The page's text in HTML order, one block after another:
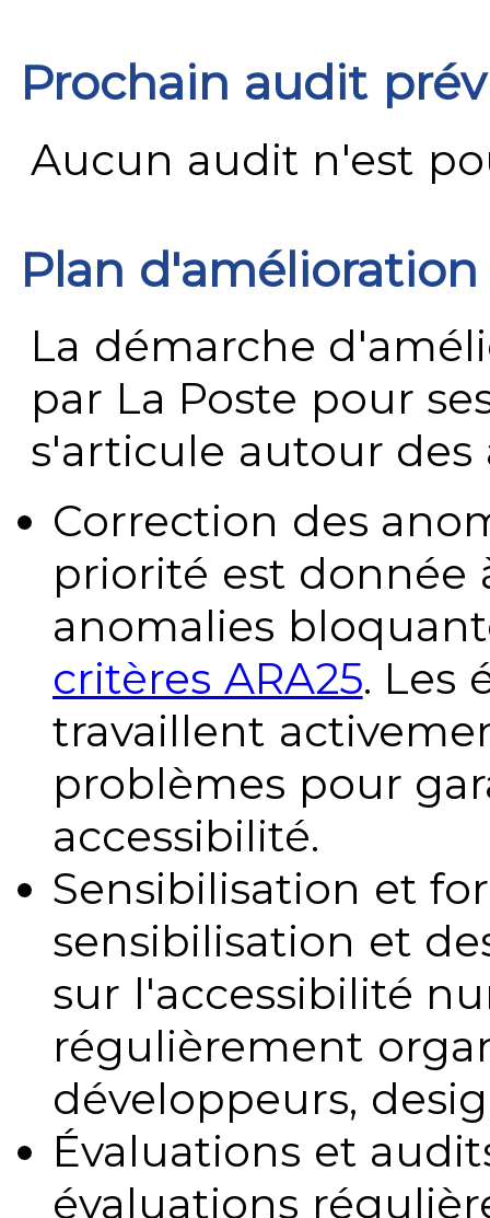
Prochain audit
Aucun audit n'est
Plan
La démarche
par La Poste pour
s'articule autour des
Correction des
priorité est donnée
anomalies
critères ARA25. Les
travaillent
problèmes pour
accessibilité.
Sensibilisation et
sensibilisation et
sur l'accessibilité
régulièrement
développeurs,
Évaluations et
évaluations